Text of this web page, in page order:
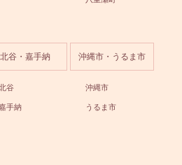
北谷・嘉手納
谷
手納
沖縄市・うるま市
沖縄市
うるま市